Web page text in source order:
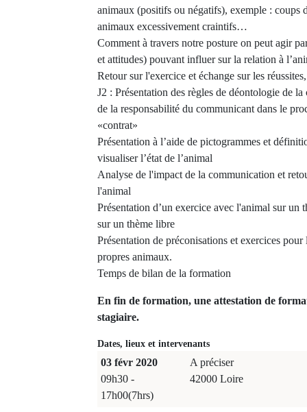
animaux (positifs ou négatifs), exemple : coups
animaux excessivement craintifs…
Comment à travers notre posture on peut agir
et attitudes) pouvant influer sur la relation à
Retour sur l'exercice et échange sur les
J2 : Présentation des règles de déontologie de
de la responsabilité du communicant dans le
«contrat»
Présentation à l’aide de pictogrammes et
visualiser l’état de l’animal
Analyse de l'impact de la communication et
l'animal
Présentation d’un exercice avec l'animal sur un
sur un thème libre
Présentation de préconisations et exercices
propres animaux.
Temps de bilan de la formation
En fin de formation, une attestation de
stagiaire.
Dates, lieux et intervenants
03 févr 2020
09h30 -
17h00(7hrs)
A préciser
42000 Loire